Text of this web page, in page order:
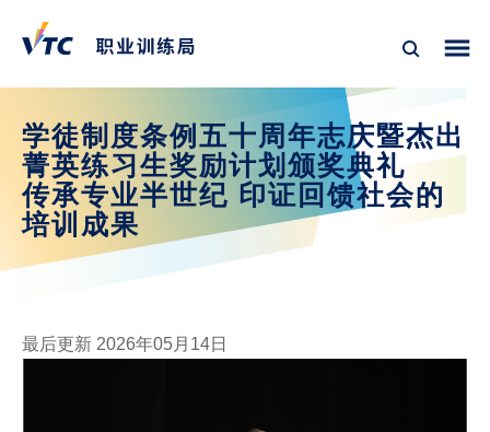
学徒制度条例五十周年志庆暨杰出
菁英练习生奖励计划颁奖典礼
传承专业半世纪 印证回馈社会的
培训成果
最后更新 2026年05月14日